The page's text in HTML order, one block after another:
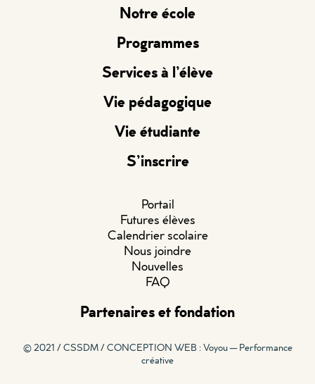
Notre école
Programmes
Services à l’élève
Vie pédagogique
Vie étudiante
S’inscrire
Portail
Futures élèves
Calendrier scolaire
Nous joindre
Nouvelles
FAQ
Partenaires et fondation
© 2021 / CSSDM /CONCEPTION WEB : Voyou — Performance
créative